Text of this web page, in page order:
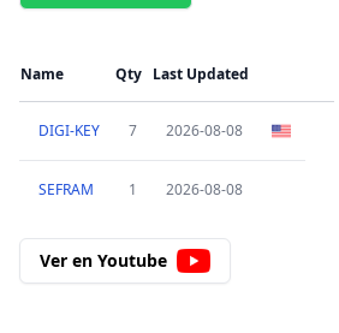
Name Qty Last Updated
DIGI-KEY 7 2026-08-08
SEFRAM 1 2026-08-08
Ver en Youtube